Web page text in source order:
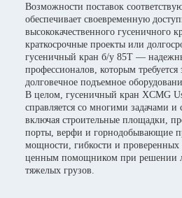
Возможности поставок
обеспечивает своевременную
высококачественного гусеничного
краткосрочные проекты или
гусеничный кран б/у 85T —
профессионалов, которым
долговечное подъемное
В целом, гусеничный кран XCMG
справляется со многими задачами
включая строительные площадки,
порты, верфи и горнодобывающие
мощности, гибкости и проверенных
ценным помощником при решении
тяжелых грузов.